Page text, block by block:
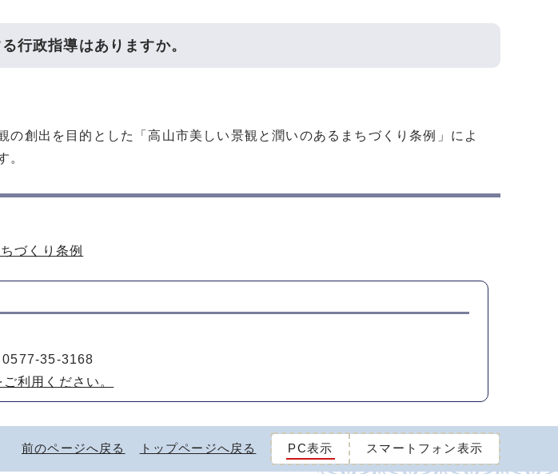
行政指導はありますか。
の創出を目的とした「高山市美しい景観と潤いのあるまちづくり条例」によ
。
づくり条例
35-3168
利用ください。
前のページへ戻る トップページへ戻る PC表示 スマートフォン表示